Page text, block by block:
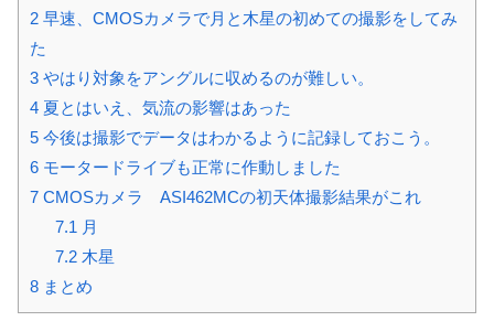
2 早速、CMOSカメラで月と木星の初めての撮影をしてみ
た
3 やはり対象をアングルに収めるのが難しい。
4 夏とはいえ、気流の影響はあった
5 今後は撮影でデータはわかるように記録しておこう。
6 モータードライブも正常に作動しました
7 CMOSカメラ ASI462MCの初天体撮影結果がこれ
7.1 月
7.2木星
8 まとめ